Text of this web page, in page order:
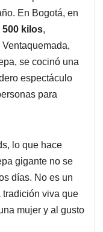
En Bogotá, en
500 kilos,
se cocinó una
espectáculo
para
lo que hace
gigante no se
días. No es un
tradición viva que
mujer y al gusto